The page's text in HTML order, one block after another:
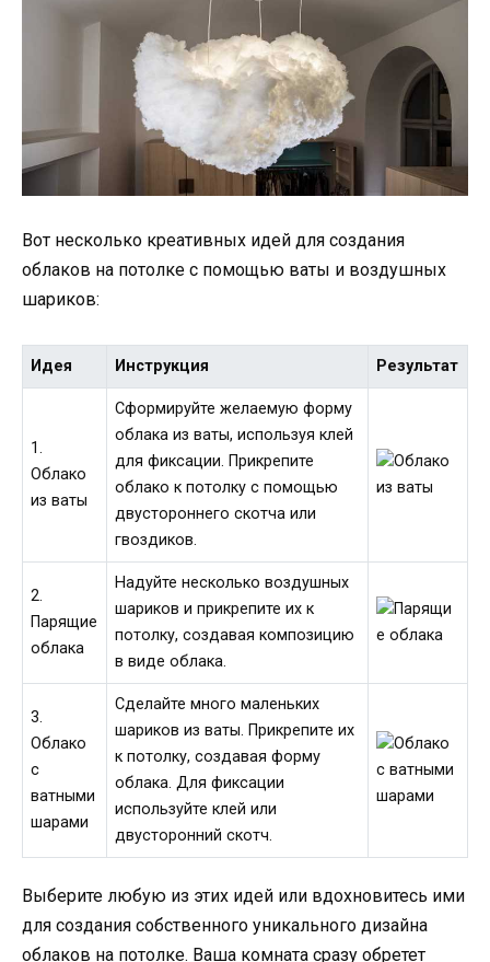
Вот несколько креативных идей для создания
облаков на потолке с помощью ваты и воздушных
шариков:
Идея Инструкция Результат
1.
Облако
из ваты
Сформируйте желаемую форму
облака из ваты, используя клей
для фиксации. Прикрепите
облако к потолку с помощью
двустороннего скотча или
гвоздиков.
2.
Парящие
облака
Надуйте несколько воздушных
шариков и прикрепите их к
потолку, создавая композицию
в виде облака.
3.
Облако
с
ватными
шарами
Сделайте много маленьких
шариков из ваты. Прикрепите их
к потолку, создавая форму
облака. Для фиксации
используйте клей или
двусторонний скотч.
Выберите любую из этих идей или вдохновитесь ими
для создания собственного уникального дизайна
облаков на потолке. Ваша комната сразу обретет